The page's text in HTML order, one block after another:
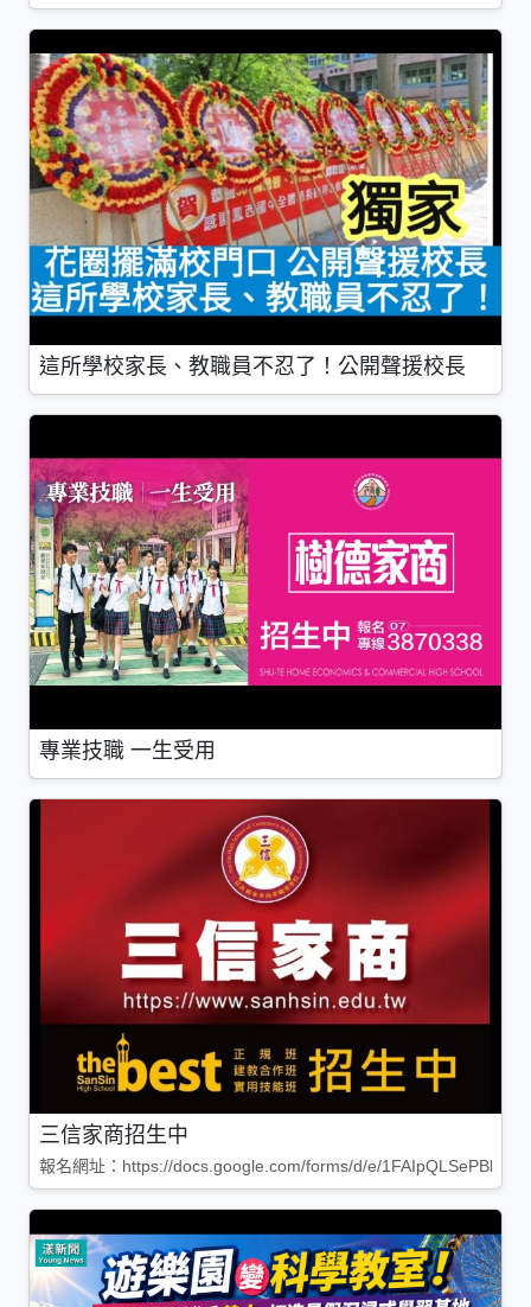
這所學校家長、教職員不忍了！公開聲援校長
專業技職 一生受用
三信家商招生中
報名網址：https://docs.google.com/forms/d/e/